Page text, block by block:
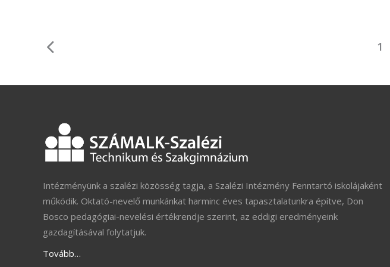
1
Intézményünk a szalézi közösség tagja, a Szalézi Intézmény Fenntartó iskolájaként
működik. Oktató-nevelő munkánkat harminc éves tapasztalatunkra építve, Don
Bosco pedagógiai-nevelési értékrendje szerint, az eddigi eredményeink
gazdagításával folytatjuk.
Tovább…